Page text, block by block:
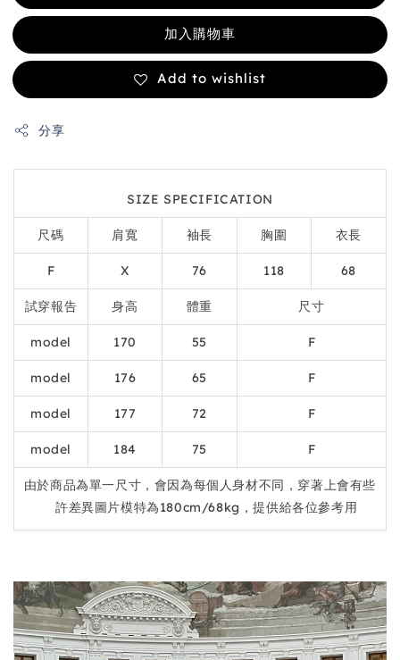
加入購物車
Add to wishlist
分享
SIZE SPECIFICATION
尺碼 肩寬 袖長 胸圍 衣長
F X 76 118 68
試穿報告 身高 體重 尺寸
model 170 55 F
model 176 65 F
model 177 72 F
model 184 75 F
由於商品為單一尺寸，會因為每個人身材不同，穿著上會有些
許差異圖片模特為180cm/68kg，提供給各位參考用